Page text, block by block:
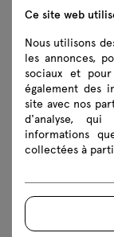
Instructions de
ZUT01
ZUT22
ZUT29
Ce site web
Nous utilisons
les annonces,
sociaux et
également des
site avec nos
d'analyse, qui
informations
collectées à